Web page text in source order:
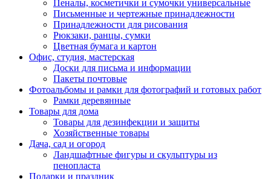
Пеналы, косметички и сумочки универсальные
Письменные и чертежные принадлежности
Принадлежности для рисования
Рюкзаки, ранцы, сумки
Цветная бумага и картон
Офис, студия, мастерская
Доски для письма и информации
Пакеты почтовые
Фотоальбомы и рамки для фотографий и готовых работ
Рамки деревянные
Товары для дома
Товары для дезинфекции и защиты
Хозяйственные товары
Дача, сад и огород
Ландшафтные фигуры и скульптуры из
пенопласта
Подарки и праздник